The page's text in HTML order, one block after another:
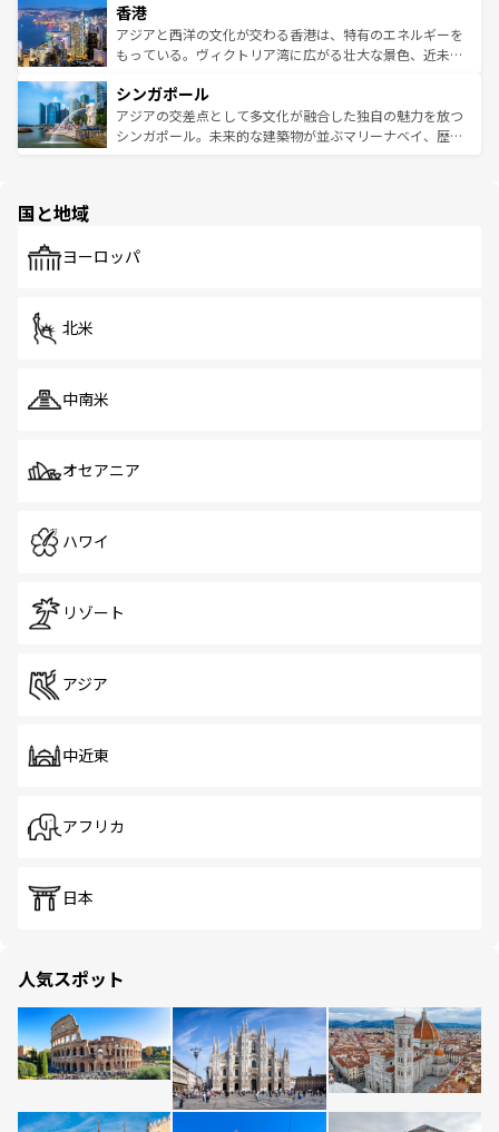
とつ。フォーやバインミー、ベトナムコーヒーなどは、ぜ
ひ現地で味わいたい。どの地域を訪れてもあたたかい人々
が旅行者を迎えてくれるので、きっと忘れられない旅にな
参照してほしい。
の活気が交差している。北部ではチェンマイなどの山岳地
帯で自然と触れ合い、南部ではプーケットやクラビの美し
いビーチでリゾート気分を楽しむことができる。タイ料理
激する。気候は一年中温暖で、どの季節にも異なる楽しみ
が待っている。親しみやすいタイの人々、仏教を中心とし
た文化、そして多様な観光資源が、訪れる旅人を魅了し続
香港
アジアと西洋の文化が交わる香港は、特有のエネルギーを
もっている。ヴィクトリア湾に広がる壮大な景色、近未来
み、どこを訪れても感動するはず。観光スポットが密集し
ており、効率よく見どころを回れるのも魅力。息をのむよ
うな絶景から文化的な体験まで、香港を存分に楽しみ尽く
シンガポール
アジアの交差点として多文化が融合した独自の魅力を放つ
シンガポール。未来的な建築物が並ぶマリーナベイ、歴史
で、ホーカーズは地元の風情を楽しめる外せないスポット
国と地域
ヨーロッパ
北米
中南米
オセアニア
ハワイ
リゾート
アジア
中近東
アフリカ
日本
人気スポット